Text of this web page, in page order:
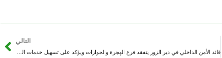
التالي
قائد الأمن الداخلي في دير الزور يتفقد فرع الهجرة والجوازات ويؤكد على تسهيل خدمات المواطنين